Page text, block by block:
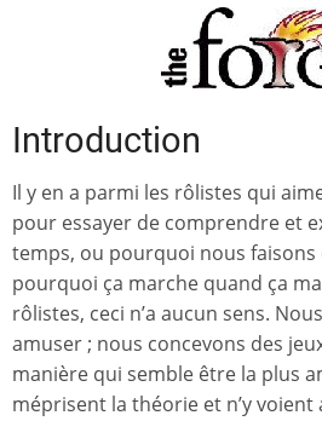
Introduction
Il y en a parmi les rôlistes qui
pour essayer de comprendre et
temps, ou pourquoi nous faisons
pourquoi ça marche quand ça
rôlistes, ceci n’a aucun sens.
amuser ; nous concevons des
manière qui semble être la plus
méprisent la théorie et n’y voient